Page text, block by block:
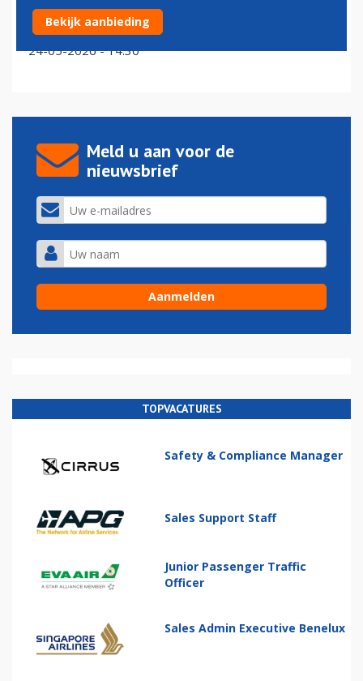
TUI belooft reizigers: deze zomer niet achteraf nog
prijsverhogingen
24-05-2026 - 14:30
Meld u aan voor de
nieuwsbrief
TOPVACATURES
Safety & Compliance Manager
Sales Support Staff
Junior Passenger Traffic
Officer
Sales Admin Executive Benelux
Bekijk aanbieding